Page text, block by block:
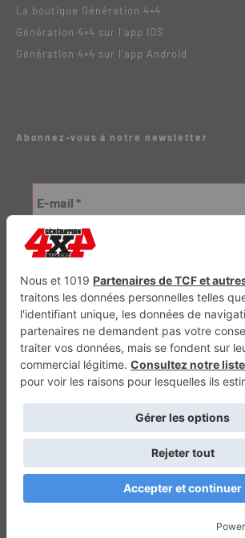
La boutique Génération 4×4
Génération 4×4 sur l’app IOS
Génération 4×4 sur l’app Android
Abonnez-vous à notre newsletter
Génération Electrique Génération Sans Permis
Retour en haut
Depuis 2010 - Un magazine duGroupe